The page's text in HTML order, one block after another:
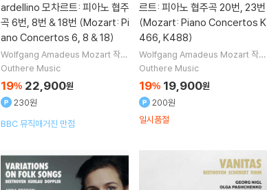
ardellino 모차르트: 피아노 협주
곡 6번, 8번 & 18번 (Mozart: Pi
ano Concertos 6, 8 & 18)
Wolfgang Amadeus Mozart 작곡
Olga Pashchenko
Outhere Music
19% 22,900원
230원
BBC 뮤직매거진 만점
르트: 피아노 협주곡 20번, 23번
(Mozart: Piano Concertos K
466, K488)
Wolfgang Amadeus Mozart 작곡
Olga Pashchenko
Outhere Music
19% 19,900원
200원
일시품절